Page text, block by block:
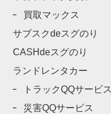
買取マックス
サブスクdeスグのり
CASHdeスグのり
ランドレンタカー
トラックQQサービス
災害QQサービス